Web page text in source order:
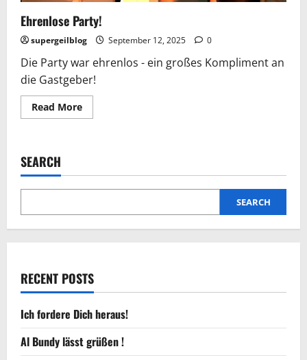
Ehrenlose Party!
supergeilblog September 12, 2025 0
Die Party war ehrenlos - ein großes Kompliment an
die Gastgeber!
Read MoreRead
more
SEARCH
SEARCH
RECENT POSTS
Ich fordere Dich heraus!
Al Bundy lässt grüßen !